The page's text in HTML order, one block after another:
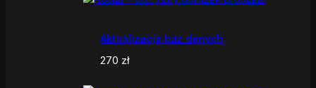
Aktualizacja baz danych
270 zł